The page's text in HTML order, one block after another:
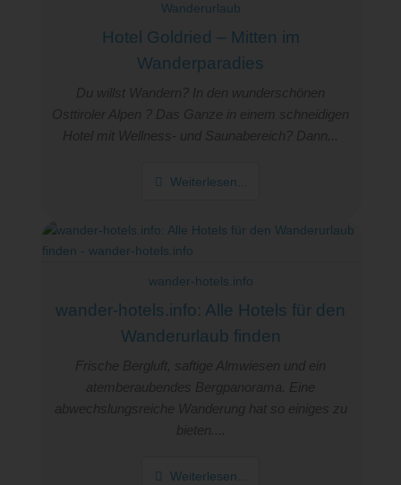
Hotel Goldried – Mitten im
Wanderparadies
Wanderurlaub
Weiterlesen...
wander-hotels.info: Alle Hotels für den
Wanderurlaub finden
wander-hotels.info
Weiterlesen...